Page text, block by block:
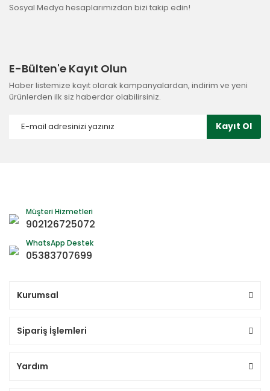
Sosyal Medya hesaplarımızdan bizi takip edin!
E-Bülten'e Kayıt Olun
Haber listemize kayıt olarak kampanyalardan, indirim ve yeni
ürünlerden ilk siz haberdar olabilirsiniz.
Kayıt Ol
Müşteri Hizmetleri
902126725072
WhatsApp Destek
05383707699
Kurumsal
Sipariş İşlemleri
Yardım